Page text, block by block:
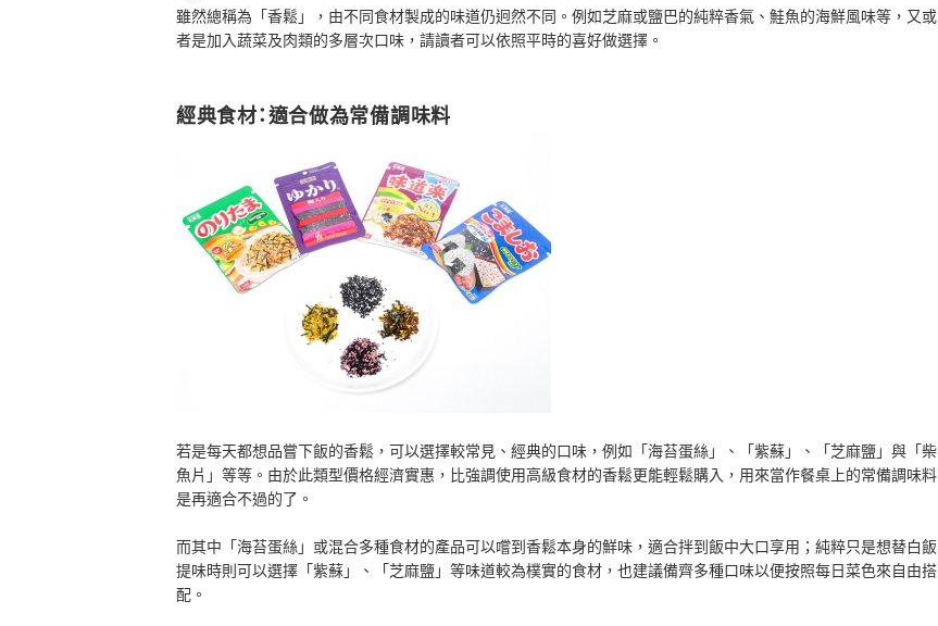
雖然總稱為「香鬆」，由不同食材製成的味道仍迥然不同。例如芝麻或鹽巴的純粹香氣、鮭魚的海鮮風味等，又或
者是加入蔬菜及肉類的多層次口味，請讀者可以依照平時的喜好做選擇。
經典食材：適合做為常備調味料
若是每天都想品嘗下飯的香鬆，可以選擇較常見、經典的口味，例如「海苔蛋絲」、「紫蘇」、「芝麻鹽」與「柴
魚片」等等。 由於此類型價格經濟實惠，比強調使用高級食材的香鬆更能輕鬆購入，用來當作餐桌上的常備調味料
是再適合不過的了。
而其中「海苔蛋絲」或混合多種食材的產品可以嚐到香鬆本身的鮮味，適合拌到飯中大口享用；純粹只是想替白飯
提味時則可以選擇「紫蘇」、「芝麻鹽」等味道較為樸實的食材，也建議備齊多種口味以便按照每日菜色來自由搭
配。